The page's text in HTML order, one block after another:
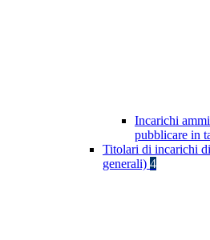
Incarichi
pubblicare in
Titolari di incarichi
generali) 4